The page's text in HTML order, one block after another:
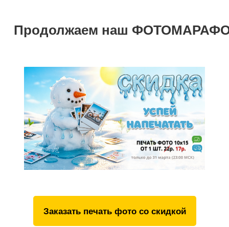
Продолжаем наш
Заказать печать фото со скидкой